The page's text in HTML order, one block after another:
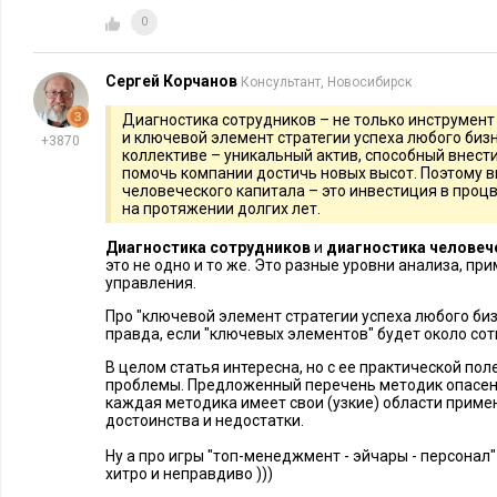
бизнес-результатах. Внедрение изменений, направленных
безопасность, развитие и реформу HR-функции, помогло
адаптироваться к новым вызовам и укрепить свои позиции
Опыт Zappos
Этот американский онлайн-магазин стал известен
которой следует ее владелецТони Шейн, автор книги
Несмотря на высокие стандарты обслуживания клиентов,
проблемы с вовлеченностью специалистов и текучестью
главных «know-how» компании был фокус на культурное
процесса найма на основе ценностей и корпоративной
уникальная стратегия «pay-to-quit», где новым сотрудникам
увольнение, чтобы оставить только тех, кто действительно
а текучесть кадров снизилась на 25%.
0
+3870
Сергей Корчанов Консультант, Новосибирск
Диагностика сотрудников – не только
и ключевой элемент стратегии успеха любого
коллективе – уникальный актив, способный
помочь компании достичь новых высот. Поэтому
человеческого капитала – это инвестиция в
на протяжении долгих лет.
Диагностика сотрудникови диагностика
это не одно и то же. Это разные уровни анализа,
управления.
Про "ключевой элемент стратегии успеха любого
правда, если "ключевых элементов" будет около
В целом статья интересна, но с ее практической
проблемы. Предложенный перечень методик опасен
каждая методика имеет свои (узкие) области
достоинства и недостатки.
Ну а про игры "топ-менеджмент - эйчары -
хитро и неправдиво )))